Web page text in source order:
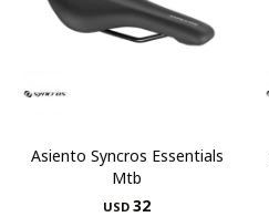
Asiento Syncros Essentials
Mtb
USD 32